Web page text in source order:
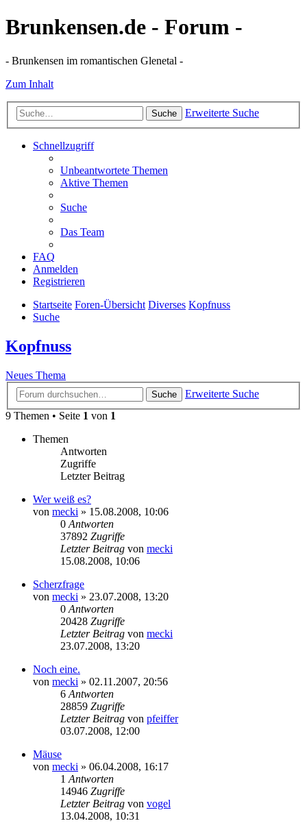
Brunkensen.de - Forum -
- Brunkensen im romantischen Glenetal -
Zum Inhalt
Suche Erweiterte Suche
Schnellzugriff
Unbeantwortete Themen
Aktive Themen
Suche
Das Team
FAQ
Anmelden
Registrieren
Startseite Foren-Übersicht Diverses Kopfnuss
Suche
Kopfnuss
Neues Thema
Suche
Erweiterte Suche
9 Themen • Seite 1 von 1
Themen
Antworten
Zugriffe
Letzter Beitrag
Wer weiß es?
von mecki » 15.08.2008, 10:06
0 Antworten
37892 Zugriffe
Letzter Beitrag von mecki
15.08.2008, 10:06
Scherzfrage
von mecki » 23.07.2008, 13:20
0 Antworten
20428 Zugriffe
Letzter Beitrag von mecki
23.07.2008, 13:20
Noch eine.
von mecki » 02.11.2007, 20:56
6 Antworten
28859 Zugriffe
Letzter Beitrag von pfeiffer
03.07.2008, 12:00
Mäuse
von mecki » 06.04.2008, 16:17
1 Antworten
14946 Zugriffe
Letzter Beitrag von vogel
13.04.2008, 10:31